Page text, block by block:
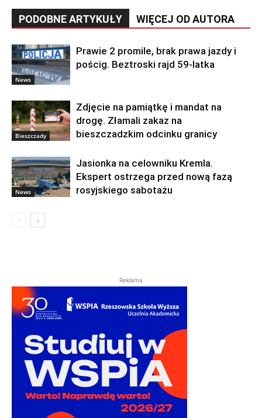
PODOBNE ARTYKUŁY WIĘCEJ OD AUTORA
News
Prawie 2 promile, brak prawa jazdy i
pościg. Beztroski rajd 59-latka
Bieszczady
Zdjęcie na pamiątkę i mandat na
drogę. Złamali zakaz na
bieszczadzkim odcinku granicy
News
Jasionka na celowniku Kremla.
Ekspert ostrzega przed nową fazą
rosyjskiego sabotażu
Reklama